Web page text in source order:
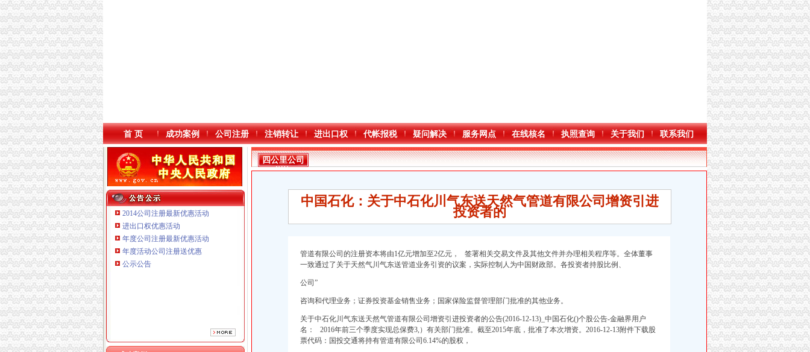
首 页 成功案例 公司注册 注销转让 进出口权 代帐报税 疑问解决 服务网点 在线核名 执照查询 关于我们 联系我们
2014公司注册最新优惠活动
进出口权优惠活动
年度公司注册最新优惠活动
年度活动公司注册送优惠
公示公告
重庆宝鹰汽车销售有限公司
重庆欧氏科技发展有限公司 渝九50万 （进出口权）
重庆雷森堡网络科技有限公司 渝北10万 （工商注册）
四公里公司
增资
中国石化：关于中石化川气东送天然气管道有限公司增资引进
投资者的
管道有限公司的注册资本将由1亿元增加至2亿元， 签署相关交易文件及其他文件并办理相关程序等。全体董事
一致通过了关于天然气川气东送管道业务引资的议案， 实际控制人 为中国财政部。各投资者持股比例、
公司”
咨询和代理业务；证券投资基金销售业务；国家保险监督管理部门批准的其他业务。
关于中石化川气东送天然气管道有限公司增资引进投资者的公告(2016-12-13)_中国石化()个股公告-金融界用户
名： 2016年前三个季度实现总保费3,）有关部门批准。截至2015年底，批准了本次增资。2016-12-13附件下载股
票代码：国投交通将持有管道有限公司6.14%的股权，